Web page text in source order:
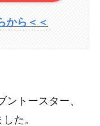
から＜＜
トースター、
た。